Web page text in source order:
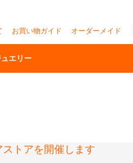
お買い物ガイド オーダーメイド
エリー
トアを開催します